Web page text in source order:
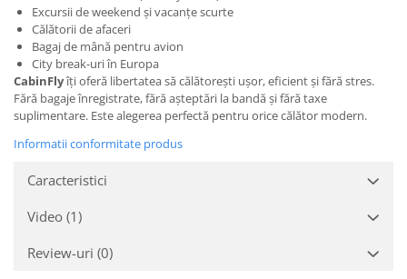
Excursii de weekend și vacanțe scurte
Călătorii de afaceri
Bagaj de mână pentru avion
City break-uri în Europa
CabinFlyîți oferă libertatea să călătorești ușor, eficient și fără stres.
Fără bagaje înregistrate, fără așteptări la bandă și fără taxe
suplimentare. Este alegerea perfectă pentru orice călător modern.
Informatii conformitate produs
Caracteristici
Video (1)
Review-uri (0)